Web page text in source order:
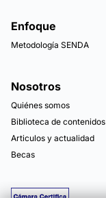
Enfoque
Metodología SENDA
Nosotros
Quiénes somos
Biblioteca de contenidos
Articulos y actualidad
Becas